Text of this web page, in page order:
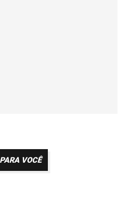
VOCÊ